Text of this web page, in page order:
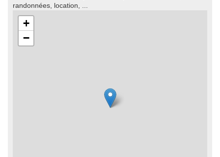
randonnées, location, ...
+
−